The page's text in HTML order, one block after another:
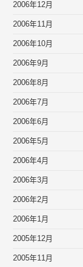
2006年12月
2006年11月
2006年10月
2006年9月
2006年8月
2006年7月
2006年6月
2006年5月
2006年4月
2006年3月
2006年2月
2006年1月
2005年12月
2005年11月